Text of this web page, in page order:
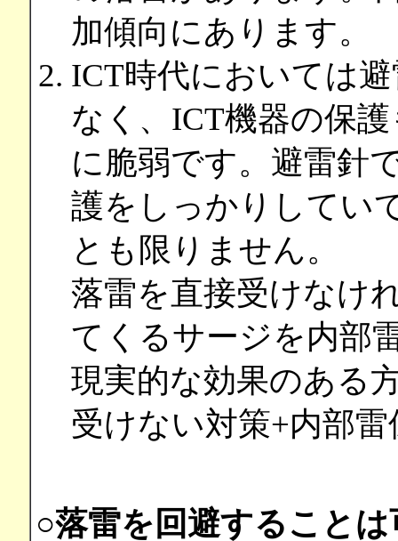
加傾向にあります。
ICT時代においては
なく、ICT機器の保
に脆弱です。避雷針
護をしっかりしてい
とも限りません。
落雷を直接受けなけ
てくるサージを内部
現実的な効果のある
受けない対策+内部
○落雷を回避すること